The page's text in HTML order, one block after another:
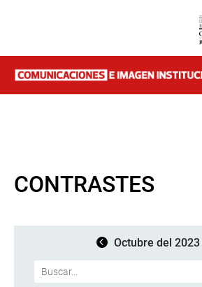
CONTRASTES
Octubre del 2023